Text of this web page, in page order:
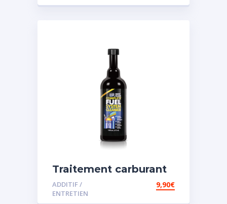
Traitement carburant
diesel et essence
ADDITIF /
ENTRETIEN
9,90€